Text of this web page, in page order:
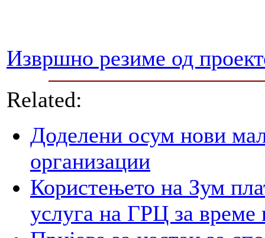
Извршно резиме од
Related:
Доделени осум нови
организации
Користењето на Зум
услуга на ГРЦ за време